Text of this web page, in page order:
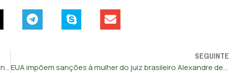
Trump recorda vítimas do 11 de Setembro em cerimónia solene no Pentágono
SEGUINTE
EUA impõem sanções à mulher do juiz brasileiro Alexandre de Moraes